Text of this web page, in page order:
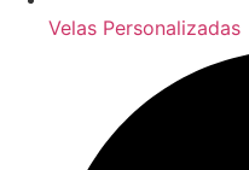
Velas Personalizadas